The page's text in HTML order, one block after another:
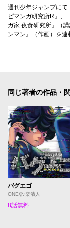
週刊少年ジャンプにて
ピマンガ研究所R』、
ガ家 夜食研究所』（
ンマン』（作画）を連
同じ著者の作品・
バグエゴ
ONE/設楽清人
8話無料